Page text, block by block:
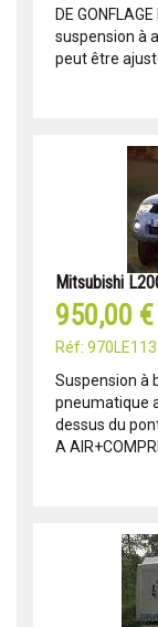
DE
suspension à
peut être
Mitsubishi
950,00 €
Réf:
Suspension à
pneumatique
dessus du
A